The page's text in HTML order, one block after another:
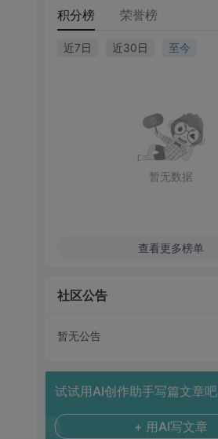
积分榜 荣誉榜
近7日 近30日 至今
暂无数据
查看更多榜单
社区公告
暂无公告
试试用AI创作助手写篇文章吧
+ 用AI写文章